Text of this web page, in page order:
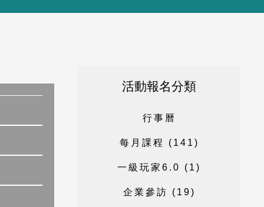
活動報名分類
行事 曆
每 月 課 程 ( 1 4 1 )
一 級 玩家 6 . 0 ( 1 )
企 業 參 訪 ( 1 9)